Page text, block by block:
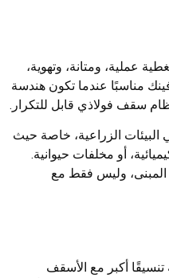
عملية، ومتانة، وتهوية،
مناسبًا عندما تكون هندسة
سقف فولاذي قابل للتكرار.
البيئات الزراعية، خاصة حيث
أو مخلفات حيوانية.
المبنى، وليس فقط مع
تنسيقًا أكبر مع الأسقف